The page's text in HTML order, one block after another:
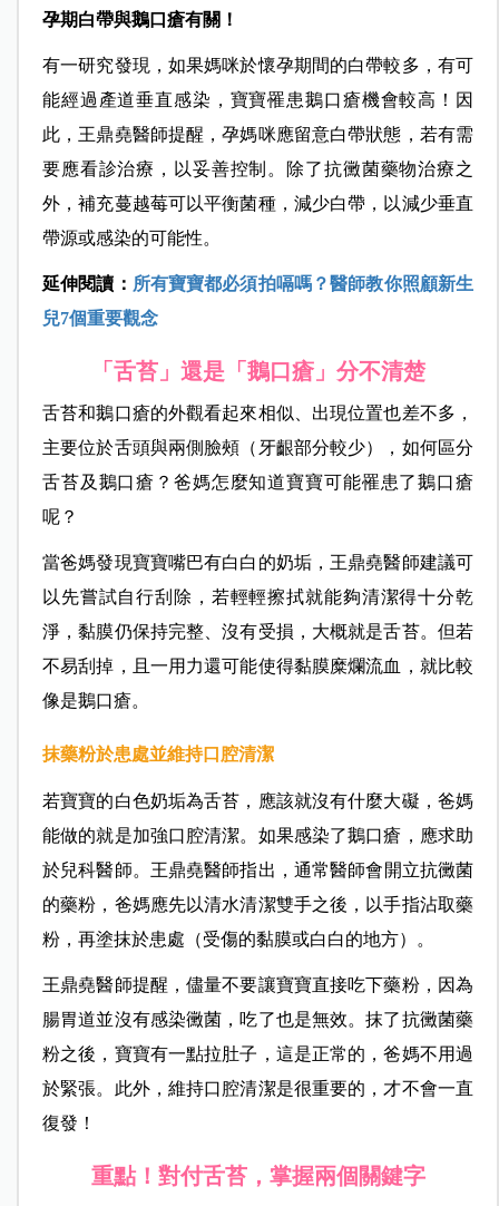
孕期白帶與鵝口瘡有關！
有一研究發現，如果媽咪於懷孕期間的白帶較多，有可
能經過產道垂直感染，寶寶罹患鵝口瘡機會較高！因
此， 王鼎堯醫師提醒，孕媽咪應留意白帶狀態，若有需
要應看診治療，以妥善控制。除了抗黴菌藥物治療之
外，補充蔓越莓可以平衡菌種，減少白帶，以減少垂直
帶源或感染的可能性。
延伸閱讀： 所有寶寶都必須拍嗝嗎？醫師教你照顧新生
兒7個重要觀念
「舌苔」還是「鵝口瘡」分不清楚
舌苔和鵝口瘡的外觀看起來相似、出現位置也差不多，
主要位於舌頭與兩側臉頰（牙齦部分較少），如何區分
舌苔及鵝口瘡？爸媽怎麼知道寶寶可能罹患了鵝口瘡
呢？
當爸媽發現寶寶嘴巴有白白的奶垢， 王鼎堯醫師建議可
以先嘗試自行刮除，若輕輕擦拭就能夠清潔得十分乾
淨，黏膜仍保持完整、沒有受損，大概就是舌苔。但若
不易刮掉，且一用力還可能使得黏膜糜爛流血，就比較
像是鵝口瘡。
抹藥粉於患處並維持口腔清潔
若寶寶的白色奶垢為舌苔，應該就沒有什麼大礙，爸媽
能做的就是加強口腔清潔。如果感染了鵝口瘡，應求助
於兒科醫師。 王鼎堯醫師指出， 通常醫師會開立抗黴菌
的藥粉，爸媽應先以清水清潔雙手之後，以手指沾取藥
粉，再塗抹於患處（受傷的黏膜或白白的地方）。
王鼎堯醫師提醒，儘量不要讓寶寶直接吃下藥粉，因為
腸胃道並沒有感染黴菌，吃了也是無效。抹了抗黴菌藥
粉之後，寶寶有一點拉肚子，這是正常的，爸媽不用過
於緊張。此外，維持口腔清潔是很重要的，才不會一直
復發！
重點！對付舌苔，掌握兩個關鍵字